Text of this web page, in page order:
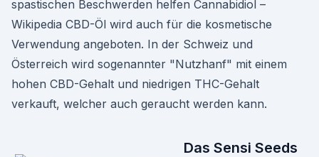
spastischen Beschwerden helfen Cannabidiol –
Wikipedia CBD-Öl wird auch für die kosmetische
Verwendung angeboten. In der Schweiz und
Österreich wird sogenannter "Nutzhanf" mit einem
hohen CBD-Gehalt und niedrigen THC-Gehalt
verkauft, welcher auch geraucht werden kann.
Das Sensi Seeds